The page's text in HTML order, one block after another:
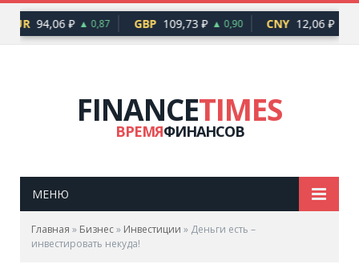
EUR 94,06 ₽ ▲ 0,87 GBP 109,73 ₽ ▲ 0,90 CNY 12,06 ₽ ▲
FINANCETIMES
ВРЕМЯФИНАНСОВ
МЕНЮ
Главная » Бизнес» Инвестиции » Деньги есть –
инвестировать некуда!